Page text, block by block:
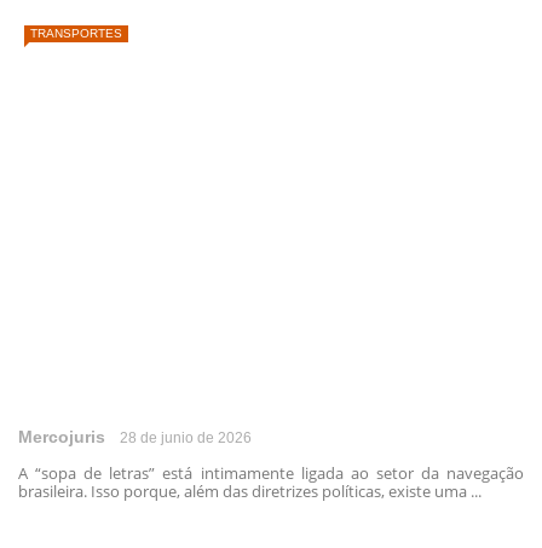
TRANSPORTES
Mercojuris 28 de junio de 2026
A “sopa de letras” está intimamente ligada ao setor da navegação
brasileira. Isso porque, além das diretrizes políticas, existe uma ...